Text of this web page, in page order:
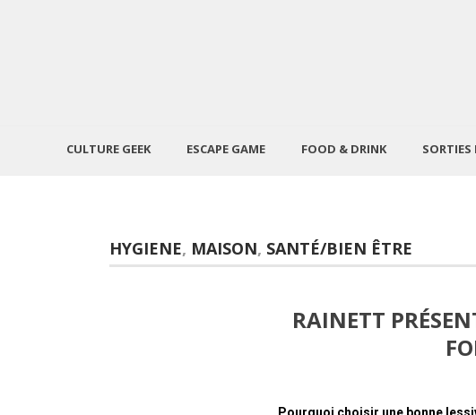
CULTURE GEEK ESCAPE GAME FOOD & DRINK SORTIES
HYGIENE, MAISON, SANTÉ/BIEN ÊTRE
RAINETT